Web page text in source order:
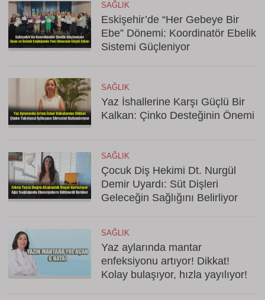
SAĞLIK
Eskişehir’de “Her Gebeye Bir
Ebe” Dönemi: Koordinatör Ebelik
Sistemi Güçleniyor
SAĞLIK
Yaz İshallerine Karşı Güçlü Bir
Kalkan: Çinko Desteğinin Önemi
SAĞLIK
Çocuk Diş Hekimi Dt. Nurgül
Demir Uyardı: Süt Dişleri
Geleceğin Sağlığını Belirliyor
SAĞLIK
Yaz aylarında mantar
enfeksiyonu artıyor! Dikkat!
Kolay bulaşıyor, hızla yayılıyor!